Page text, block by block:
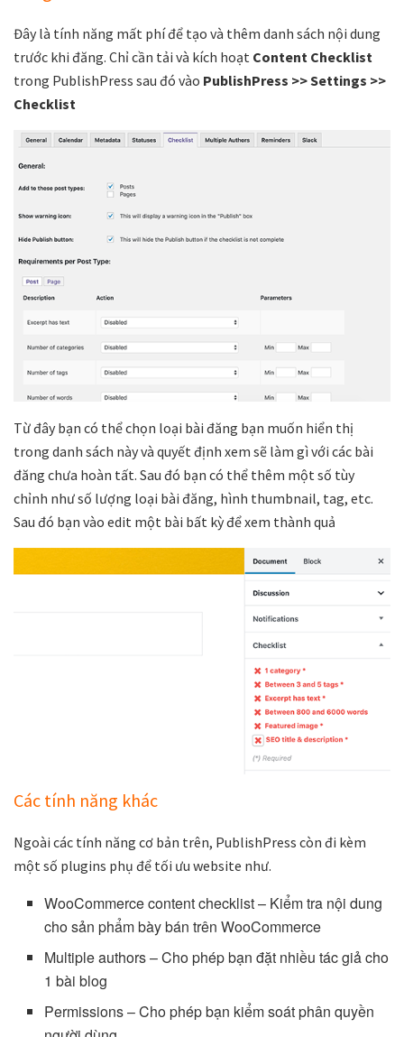
Đây là tính năng mất phí để tạo và thêm danh sách nội dung
trước khi đăng. Chỉ cần tải và kích hoạt Content Checklist
trong PublishPress sau đó vào PublishPress >> Settings >>
Checklist
Từ đây bạn có thể chọn loại bài đăng bạn muốn hiển thị
trong danh sách này và quyết định xem sẽ làm gì với các bài
đăng chưa hoàn tất. Sau đó bạn có thể thêm một số tùy
chỉnh như số lượng loại bài đăng, hình thumbnail, tag, etc.
Sau đó bạn vào edit một bài bất kỳ để xem thành quả
Các tính năng khác
Ngoài các tính năng cơ bản trên, PublishPress còn đi kèm
một số plugins phụ để tối ưu website như.
WooCommerce content checklist – Kiểm tra nội dung
cho sản phẩm bày bán trên WooCommerce
Multiple authors – Cho phép bạn đặt nhiều tác giả cho
1 bài blog
Permissions – Cho phép bạn kiểm soát phân quyền